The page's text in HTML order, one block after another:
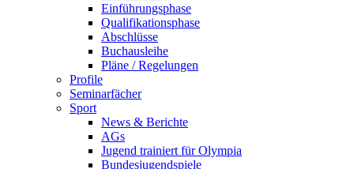
Einführungsphase
Qualifikationsphase
Abschlüsse
Buchausleihe
Pläne / Regelungen
Profile
Seminarfächer
Sport
News & Berichte
AGs
Jugend trainiert für Olympia
Bundesjugendspiele